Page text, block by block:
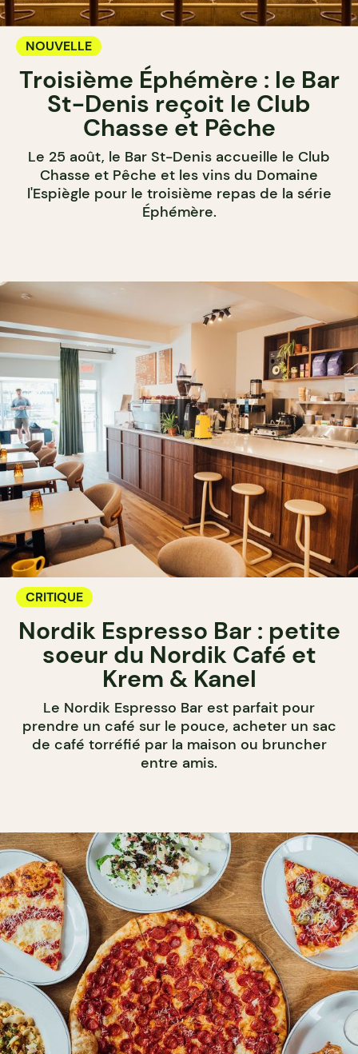
NOUVELLE
Troisième Éphémère : le Bar
St-Denis reçoit le Club
Chasse et Pêche
Le 25 août, le Bar St-Denis accueille le Club
Chasse et Pêche et les vins du Domaine
l'Espiègle pour le troisième repas de la série
Éphémère.
CRITIQUE
Nordik Espresso Bar : petite
soeur du Nordik Café et
Krem & Kanel
Le Nordik Espresso Bar est parfait pour
prendre un café sur le pouce, acheter un sac
de café torréfié par la maison ou bruncher
entre amis.